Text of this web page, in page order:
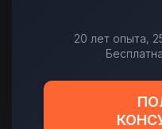
20 лет опыта,